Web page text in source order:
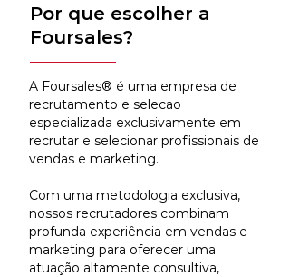
Por que escolher a
Foursales?
A Foursales® é uma empresa de
recrutamento e selecao
especializada exclusivamente em
recrutar e selecionar profissionais de
vendas e marketing.
Com uma metodologia exclusiva,
nossos recrutadores combinam
profunda experiência em vendas e
marketing para oferecer uma
atuação altamente consultiva,